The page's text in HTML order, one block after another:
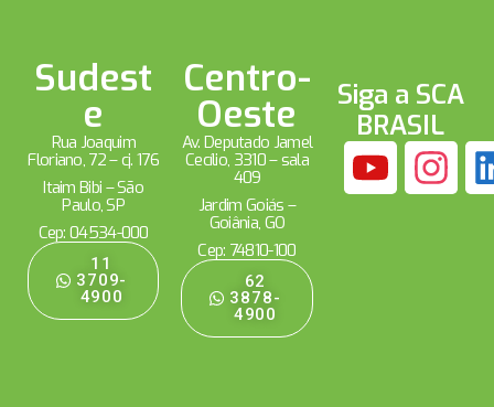
Sudest
e
Rua Joaquim
Floriano, 72 – cj. 176
Itaim Bibi – São
Paulo, SP
Cep: 04534-000
11
3709-
4900
Centro-
Oeste
Av. Deputado Jamel
Cecílio, 3310 – sala
409
Jardim Goiás –
Goiânia, GO
Cep: 74810-100
62
3878-
4900
Siga a SCA
BRASIL